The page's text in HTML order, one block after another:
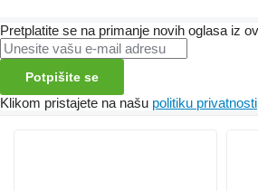
Pretplatite se na primanje novih oglasa iz
Potpišite se
Klikom pristajete na našu politiku privatnosti